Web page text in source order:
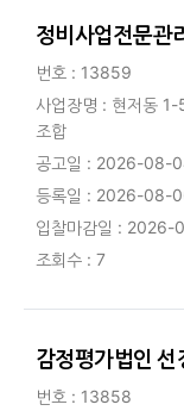
정비사업전문관
번호 : 13859
사업장명 : 현저동 1-
조합
공고일 : 2026-08-
등록일 : 2026-08-
입찰마감일 : 2026-
조회수 : 7
감정평가법인 선
번호 : 13858